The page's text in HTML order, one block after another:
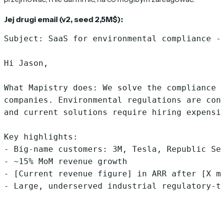
Jej drugi email (v2, seed 2,5M$):
Subject: SaaS for environmental
Hi Jason,
What Mapistry does: We solve the
companies. Environmental regulations are
and current solutions require hiring
Key highlights:
- Big-name customers: 3M, Tesla, Republic
- ~15% MoM revenue growth
- [Current revenue figure] in ARR after [X
- Large, underserved industrial regulatory-